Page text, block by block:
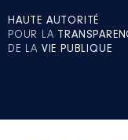
HAUTE AUTORITÉ
POUR LA
DE LA VIE PUBLIQUE